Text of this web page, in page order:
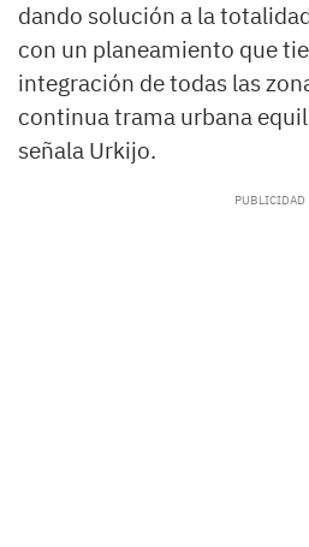
dando solución a la
con un planeamiento que
integración de todas las
continua trama urbana
señala Urkijo.